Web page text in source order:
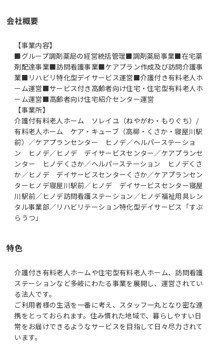
会社概要
【事業内容】
■グループ調剤薬局の経営統括管理■調剤薬局事業■在宅薬
剤配達事業■訪問看護事業■ケアプラン作成及び訪問介護事
業■リハビリ特化型デイサービス運営■介護付き有料老人ホ
ーム運営■サービス付き高齢者向け住宅・住宅型有料老人ホ
ーム運営■高齢者向け住宅紹介センター運営
【事業所】
介護付有料老人ホーム ソレイユ（ねやがわ・もりぐち）/
有料老人ホーム ケア・キューブ（高柳・くさか・寝屋川駅
前）／ケアプランセンター ヒノデ／ヘルパーステーショ
ン ヒノデ／ヒノデ デイサービスセンター／ケアプランセ
ンター ヒノデくさか／ヘルパーステーション ヒノデくさ
か／ヒノデ デイサービスセンターくさか／ケアプランセン
ターヒノデ寝屋川駅前／ヒノデ デイサービスセンター寝屋
川駅前／ヒノデ訪問看護ステーション／ヒノデ福祉用具レン
タル事業部／リハビリテーション特化型デイサービス「すぷ
らうつ」
特色
介護付き有料老人ホームや住宅型有料老人ホーム、訪問看護
ステーションなど多岐にわたる事業を展開し、運営されてい
る法人です。
ご利用者様の生活を一番に考え、スタッフ一丸となり密な連
携をとっておられます。住み慣れた地域で、暮らしやすい日
常をお届けできるようなサービスを目指して日々尽力されて
います。